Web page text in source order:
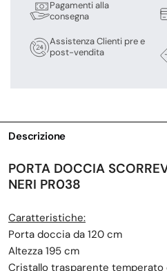
Pagamenti alla
consegna
Assistenza Clienti pre e
post-vendita
Descrizione
PORTA DOCCIA
NERI PR038
Caratteristiche:
Porta doccia da 120 cm
Altezza 195 cm
Cristallo trasparente temperato